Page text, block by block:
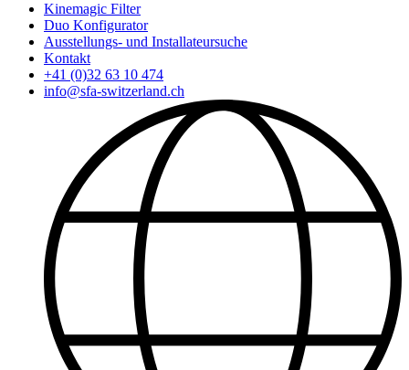
Kinemagic Filter
Duo Konfigurator
Ausstellungs- und Installateursuche
Kontakt
+41 (0)32 63 10 474
info@sfa-switzerland.ch